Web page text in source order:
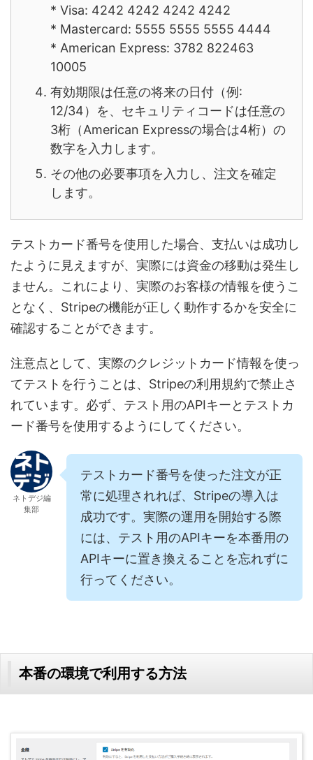
* Visa: 4242 4242 4242 4242
* Mastercard: 5555 5555 5555 4444
* American Express: 3782 822463
10005
有効期限は任意の将来の日付（例:
12/34）を、セキュリティコードは任意の
3桁（American Expressの場合は4桁）の
数字を入力します。
その他の必要事項を入力し、注文を確定
します。
テストカード番号を使用した場合、支払いは成功し
たように見えますが、実際には資金の移動は発生し
ません。これにより、実際のお客様の情報を使うこ
となく、Stripeの機能が正しく動作するかを安全に
確認することができます。
注意点として、実際のクレジットカード情報を使っ
てテストを行うことは、Stripeの利用規約で禁止さ
れています。必ず、テスト用のAPIキーとテストカ
ード番号を使用するようにしてください。
ネトデジ編
集部
テストカード番号を使った注文が正
常に処理されれば、Stripeの導入は
成功です。実際の運用を開始する際
には、テスト用のAPIキーを本番用の
APIキーに置き換えることを忘れずに
行ってください。
本番の環境で利用する方法